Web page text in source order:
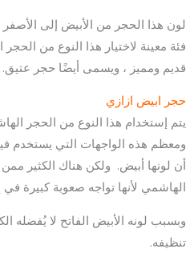
لون هذا الحجر من الأبيض إلى
فئة معينة لاختيار هذا النوع من
قديم ومميز ، ويسمى أيضًا حجر عتيق.
حجر ابيض ازازي
يتم إستخدام هذا النوع من الحجر
ومعظم هذه الواجهات التي يستخدم
أن لونها أبيض. ولكن هناك الكثير
الهاشمي لأنها تواجه صعوبة كبيرة في
وبسبب لونه الأبيض الفاتح لا يُفضله
تنظيفه.